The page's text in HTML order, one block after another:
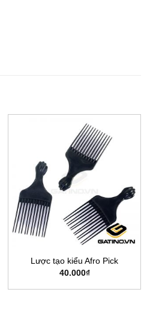
Lược tạo kiểu Afro Pick
40.000₫